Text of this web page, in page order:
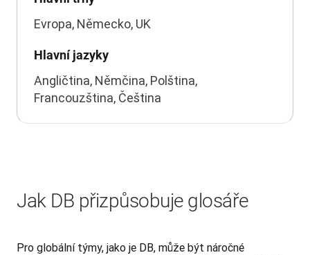
Evropa, Německo, UK
Hlavní jazyky
Angličtina, Němčina, Polština,
Francouzština, Čeština
Jak DB přizpůsobuje glosáře
Pro globální týmy, jako je DB, může být náročné